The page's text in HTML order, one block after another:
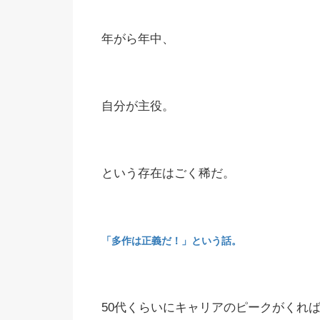
年がら年中、
自分が主役。
という存在はごく稀だ。
「多作は正義だ！」という話。
50代くらいにキャリアのピークがくれ